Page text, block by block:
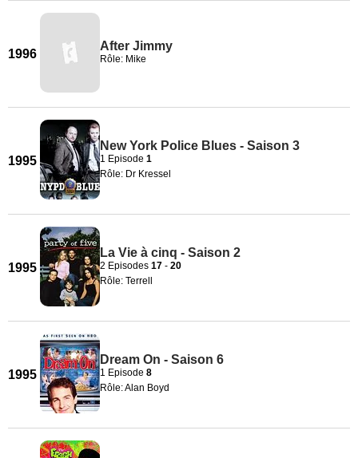
1996
After Jimmy
Rôle: Mike
1995
New York Police Blues - Saison 3
1 Episode 1
Rôle: Dr Kressel
1995
La Vie à cinq - Saison 2
2 Episodes 17 - 20
Rôle: Terrell
1995
Dream On - Saison 6
1 Episode 8
Rôle: Alan Boyd